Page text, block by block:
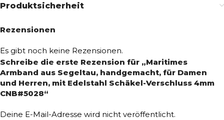
Produktsicherheit
Rezensionen
Es gibt noch keine Rezensionen.
Schreibe die erste Rezension für „Maritimes
Armband aus Segeltau, handgemacht, für Damen
und Herren, mit Edelstahl Schäkel-Verschluss 4mm
CNB#5028“
Deine E-Mail-Adresse wird nicht veröffentlicht.